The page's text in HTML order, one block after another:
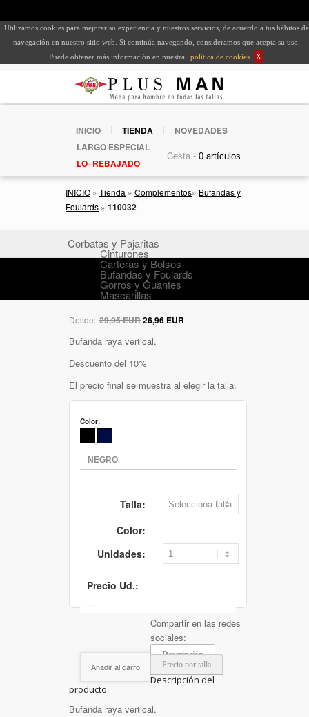
Utilizamos cookies para mejorar su experiencia y nuestros servicios, de acuerdo a tus hábitos de
navegación en nuestro sitio web. Si continúa navegando, consideramos que acepta su uso.
Puede obtener más información en nuestra
política de cookies X
INICIO TIENDA
NOVEDADES
LARGO ESPECIAL
LO+REBAJADO
Cesta -
INICIO » Tienda » Complementos» Bufandas y
Foulards » 110032
Corbatas y Pajaritas
Cinturones
Carteras y Bolsos
Bufandas y Foulards
Gorros y Guantes
Mascarillas
Desde: 29,95 EUR26,96 EUR
Bufanda raya vertical.
Descuento del 10%
El precio final se muestra al elegir la talla.
Color:
Talla:
Color:
Unidades:
Precio Ud.:
Añadir al carro
Compartir en las redes
sociales:
Descripción
Precio por talla
Descripción del
producto
Bufanda raya vertical.